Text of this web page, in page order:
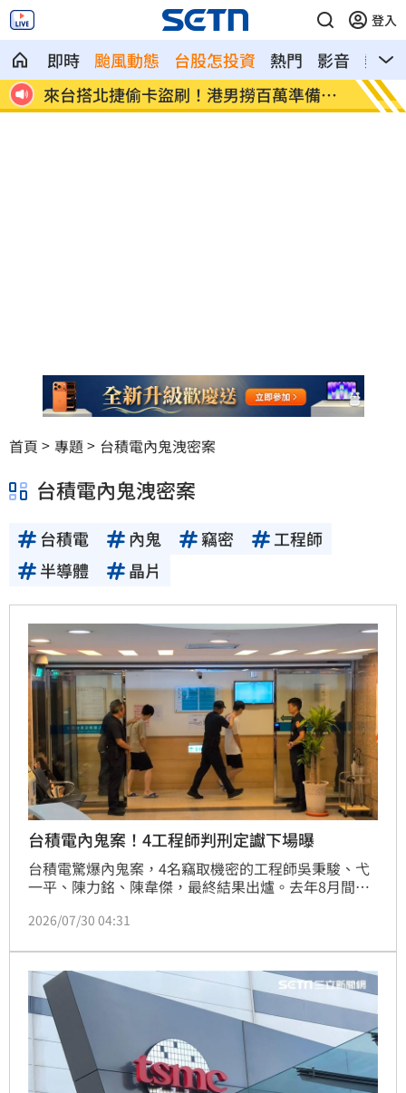
登入
即時 颱風動態 台股怎投資 熱門 影音
熱搜
買
東發號遭出征！蔣萬安：麵線油飯我都喜
歡
傳陸
首頁 專題 台積電內鬼洩密案
台積電內鬼洩密案
台積電 內鬼 竊密
工程師
半導體
晶片
台積電內鬼案！4工程師判刑定讞下場曝
台積電驚爆內鬼案，4名竊取機密的工程師吳秉駿、弋
一平、陳力銘、陳韋傑，最終結果出爐。去年8月間，4
前台積電工程師陳力銘，一審判刑10年；在職台積電工
2年。其中，吳秉駿與戈一平未上訴，判刑定讞。陳力
銘、陳韋傑上訴最高法院，今（30日）遭駁回上訴，判
刑定讞。
2026/07/30 04:31